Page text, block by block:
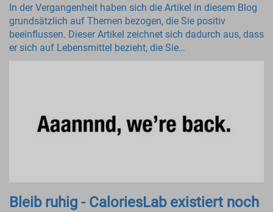
In der Vergangenheit haben sich die Artikel in diesem Blog
grundsätzlich auf Themen bezogen, die Sie positiv
beeinflussen. Dieser Artikel zeichnet sich dadurch aus, dass
er sich auf Lebensmittel bezieht, die Sie…
Bleib ruhig - CaloriesLab existiert noch